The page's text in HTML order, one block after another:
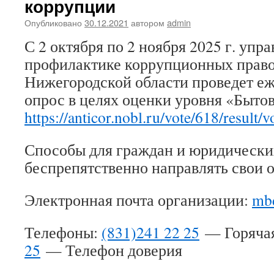
коррупции
Опубликовано 30.12.2021 автором admin
С 2 октября по 2 ноября 2025 г.
профилактике коррупционных
Нижегородской области проведет
опрос в целях оценки уровня
https://anticor.nobl.ru/vote/618/result/
Способы для граждан и
беспрепятственно направлять свои
Электронная почта организации:
Телефоны: (831)241 22 25 —
25 — Телефон доверия